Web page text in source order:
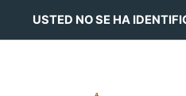
USTED NO SE HA